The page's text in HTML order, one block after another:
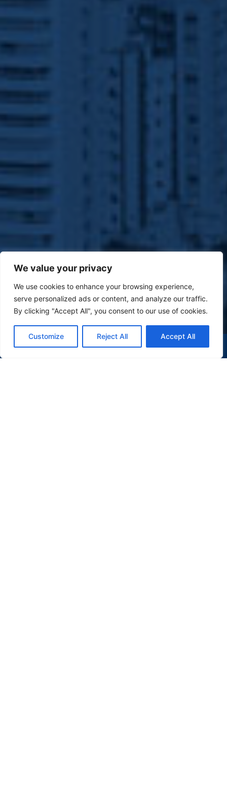
We value your privacy
We use cookies to enhance your browsing experience,
serve personalized ads or content, and analyze our traffic.
By clicking "Accept All", you consent to our use of cookies.
Customize Reject All Accept All
(47) 9 9977-7630